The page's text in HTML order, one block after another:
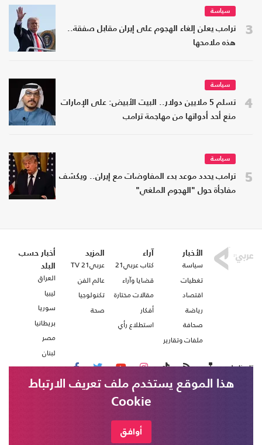
3
سياسة
ترامب يعلن إلغاء الهجوم على إيران مقابل صفقة..
هذه ملامحها
4
سياسة
تسلم 5 ملايين دولار.. البيت الأبيض: على الإمارات
منع أحد أدواتها من مهاجمة ترامب
5
سياسة
ترامب يحدد موعد بدء المفاوضات مع إيران.. ويكشف
مفاجأة حول "الهجوم الملغي"
الأخبار
سياسة
تغطيات
اقتصاد
رياضة
صحافة
ملفات وتقارير
آراء
كتاب عربي21
قضايا وآراء
مقالات مختارة
أفكار
استطلاع رأي
المزيد
عربي21 TV
عالم الفن
تكنولوجيا
صحة
أخبار حسب
البلد
العراق
ليبيا
سوريا
بريطانيا
مصر
لبنان
تابعنا على
هذا الموقع يستخدم ملف تعريف الارتباط
Cookie
أوافق